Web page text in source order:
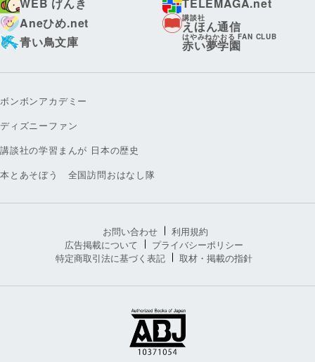
Aneひめ.net
講談社
えほん通信
青い鳥文庫
はやみねかおる FAN CLUB
赤い夢学園
ボンボンアカデミー
ディズニーファン
講談社の学習まんが 日本の歴史
本とあそぼう 全国訪問おはなし隊
お問い合わせ
利用規約
広告掲載について
プライバシーポリシー
特定商取引法に基づく表記
取材・掲載の指針